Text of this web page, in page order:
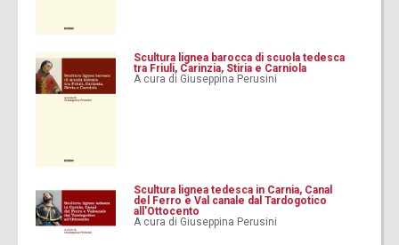
Scultura lignea barocca di scuola tedesca
tra Friuli, Carinzia, Stiria e Carniola
A cura di Giuseppina Perusini
Scultura lignea tedesca in Carnia, Canal
del Ferro e Val canale dal Tardogotico
all'Ottocento
A cura di Giuseppina Perusini